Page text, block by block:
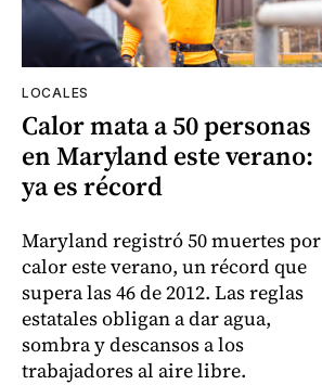
LOCALES
Calor mata a 50 personas
en Maryland este verano:
ya es récord
Maryland registró 50 muertes por
calor este verano, un récord que
supera las 46 de 2012. Las reglas
estatales obligan a dar agua,
sombra y descansos a los
trabajadores al aire libre.